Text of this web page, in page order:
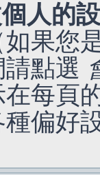
人的
果您
點選
每頁
偏好